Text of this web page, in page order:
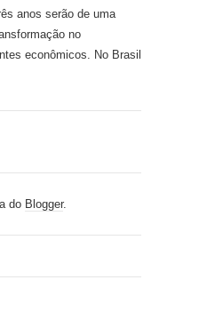
anos serão de uma
no
econômicos. No Brasil
do Blogger.